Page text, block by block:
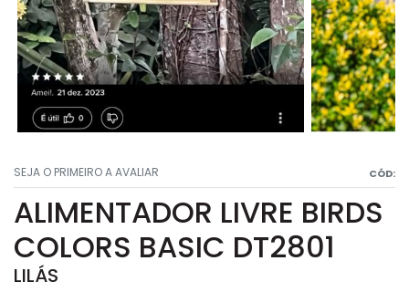
SEJA O PRIMEIRO A AVALIAR CÓD:
ALIMENTADOR LIVRE BIRDS
COLORS BASIC DT2801
LILÁS